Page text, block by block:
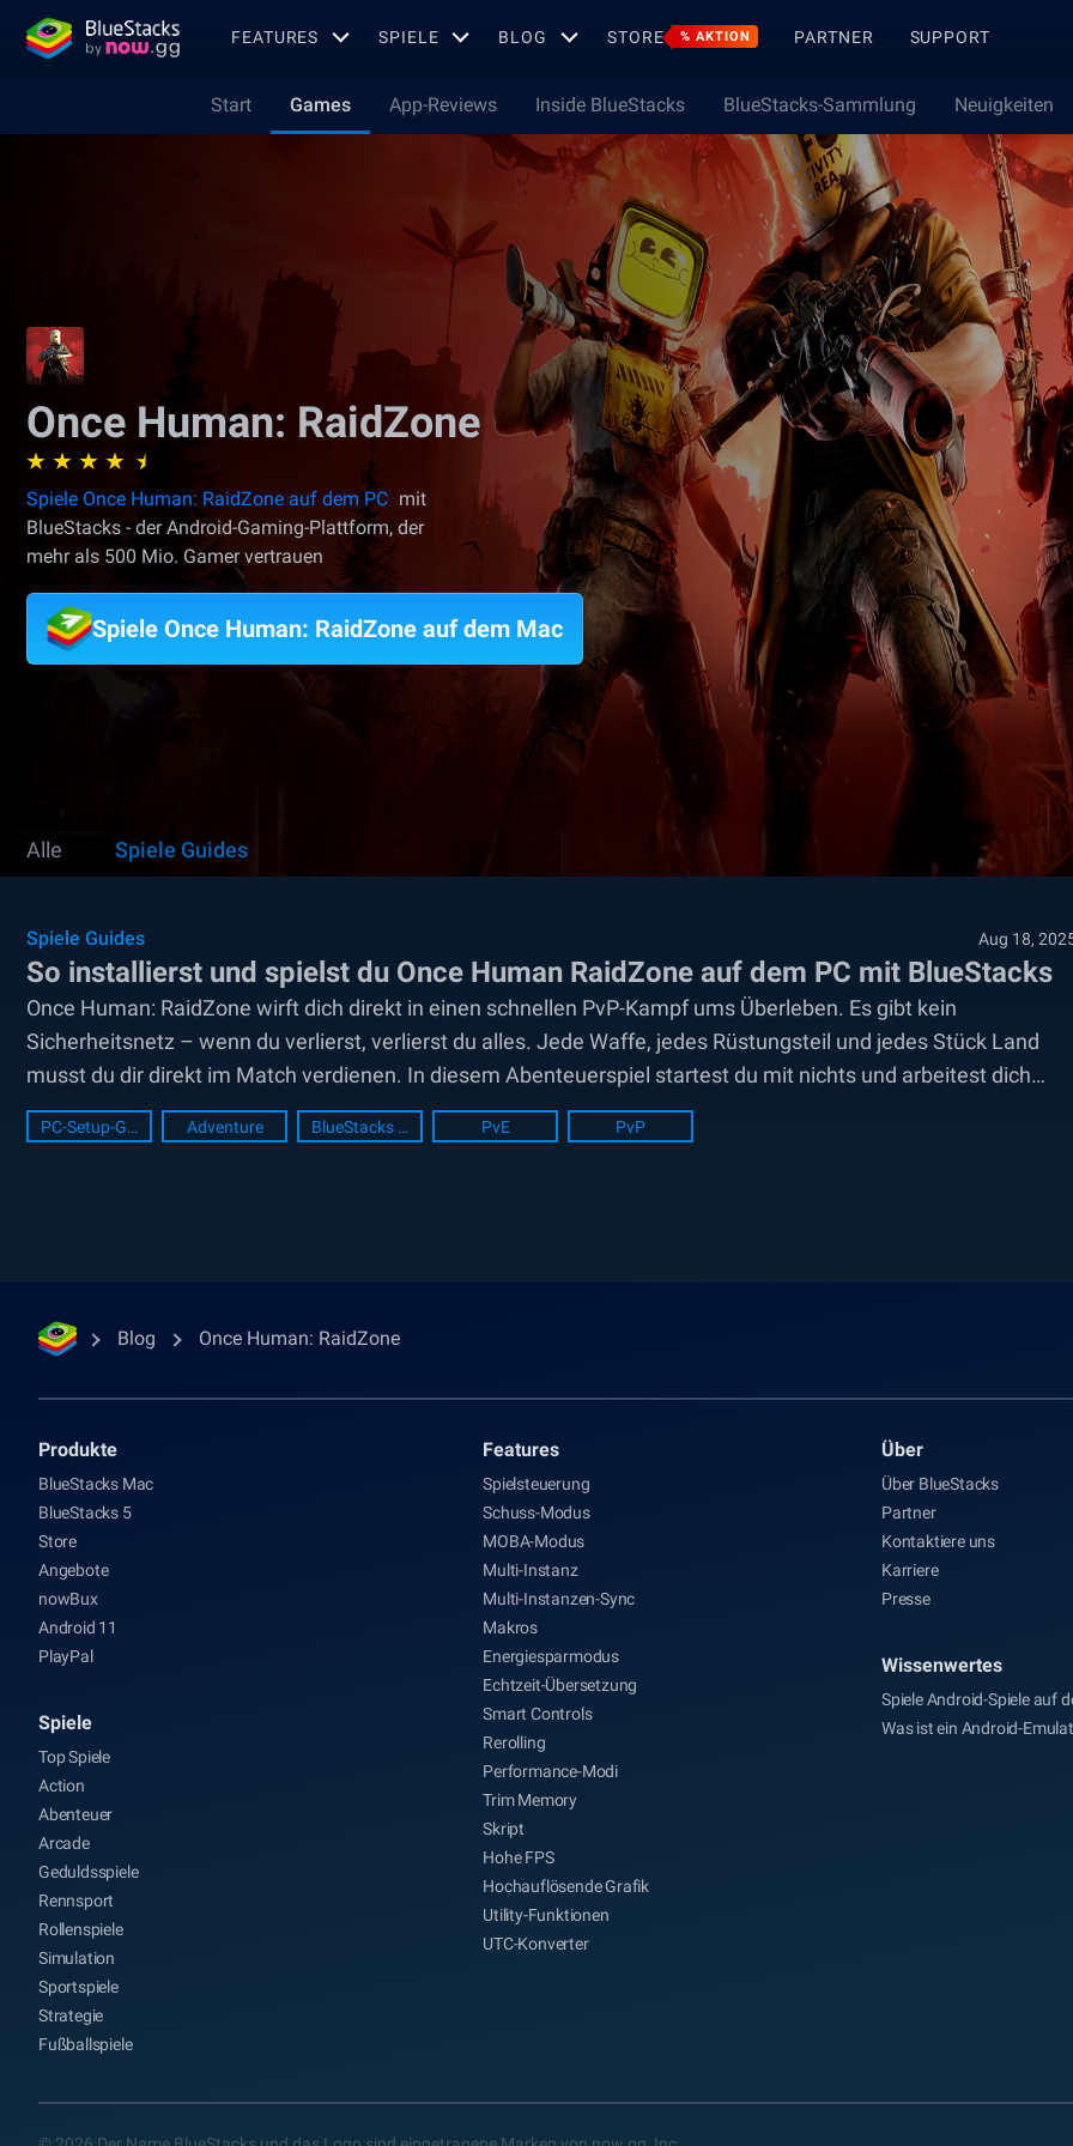
FEATURES SPIELE BLOG STORE % AKTION PARTNER SUPPORT
Start Games App-Reviews Inside BlueStacks BlueStacks-Sammlung Neuigkeiten
Once Human: RaidZone
Spiele Once Human: RaidZone auf dem PC mit
BlueStacks - der Android-Gaming-Plattform, der
mehr als 500 Mio. Gamer vertrauen
Spiele Once Human: RaidZone auf dem Mac
Alle Spiele Guides
Spiele Guides Aug 18,
So installierst und spielst du Once Human RaidZone auf dem PC mit BlueStacks
Once Human: RaidZone wirft dich direkt in einen schnellen PvP-Kampf ums Überleben. Es gibt kein
Sicherheitsnetz – wenn du verlierst, verlierst du alles. Jede Waffe, jedes Rüstungsteil und jedes Stück Land
musst du dir direkt im Match verdienen. In diesem Abenteuerspiel startest du mit nichts und arbeitest dich
hoch, indem...
PC-Setup-Guide Adventure BlueStacks Setup PvE PvP
Blog Once Human: RaidZone
Produkte
BlueStacks Mac
BlueStacks 5
Store
Angebote
nowBux
Android 11
PlayPal
Spiele
Top Spiele
Action
Abenteuer
Arcade
Geduldsspiele
Rennsport
Rollenspiele
Simulation
Sportspiele
Strategie
Fußballspiele
Features
Spielsteuerung
Schuss-Modus
MOBA-Modus
Multi-Instanz
Multi-Instanzen-Sync
Makros
Energiesparmodus
Echtzeit-Übersetzung
Smart Controls
Rerolling
Performance-Modi
Trim Memory
Skript
Hohe FPS
Hochauflösende Grafik
Utility-Funktionen
UTC-Konverter
Über
Über BlueStacks
Partner
Kontaktiere uns
Karriere
Presse
Wissenwertes
Spiele Android-Spiele auf
Was ist ein Android-